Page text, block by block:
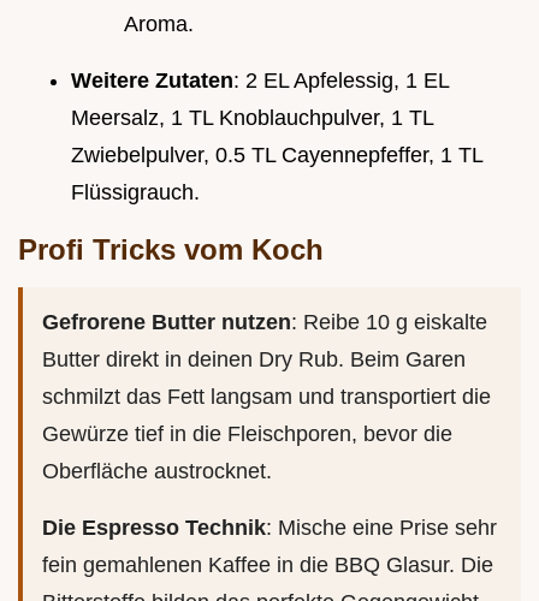
Aroma.
Weitere Zutaten: 2 EL Apfelessig, 1 EL
Meersalz, 1 TL Knoblauchpulver, 1 TL
Zwiebelpulver, 0.5 TL Cayennepfeffer, 1 TL
Flüssigrauch.
Profi Tricks vom Koch
Gefrorene Butter nutzen: Reibe 10 g eiskalte
Butter direkt in deinen Dry Rub. Beim Garen
schmilzt das Fett langsam und transportiert die
Gewürze tief in die Fleischporen, bevor die
Oberfläche austrocknet.
Die Espresso Technik: Mische eine Prise sehr
fein gemahlenen Kaffee in die BBQ Glasur. Die